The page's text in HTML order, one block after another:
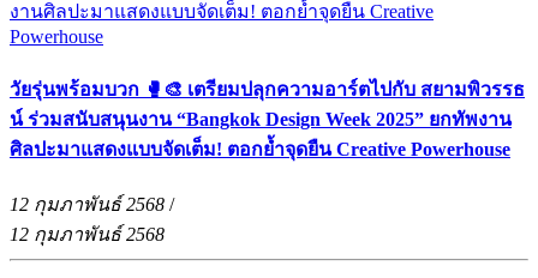
วัยรุ่นพร้อมบวก 🥊🎨 เตรียมปลุกความอาร์ตไปกับ สยามพิวรรธ
น์ ร่วมสนับสนุนงาน “Bangkok Design Week 2025” ยกทัพงาน
ศิลปะมาแสดงแบบจัดเต็ม! ตอกย้ำจุดยืน Creative Powerhouse
12 กุมภาพันธ์ 2568 /
12 กุมภาพันธ์ 2568